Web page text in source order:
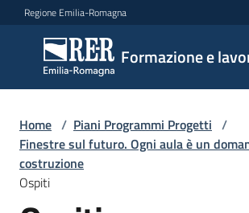
Vai al contenuto
Vai alla navigazione
Vai al footer
Regione Emilia-Romagna
Formazione e
Formazione
e lavoro
Argomenti
Novità
Home / Piani Programmi Progetti /
Finestre sul futuro. Ogni aula è un
costruzione
Ospiti